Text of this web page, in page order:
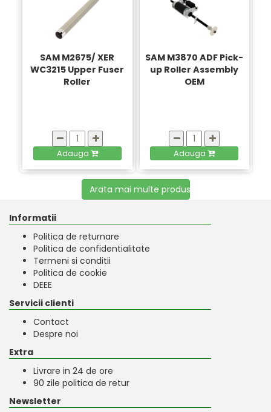
SAM M2675/ XER
WC3215 Upper Fuser
Roller
Adauga
SAM M3870 ADF Pick-
up Roller Assembly
OEM
Adauga
Arata mai multe produse
Informatii
Politica de returnare
Politica de confidentialitate
Termeni si conditii
Politica de cookie
DEEE
Servicii clienti
Contact
Despre noi
Extra
Livrare in 24 de ore
90 zile politica de retur
Newsletter